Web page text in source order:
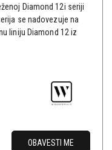
Diamond 12i seriji
se nadovezuje na
liniju Diamond 12 iz
OBAVESTI ME